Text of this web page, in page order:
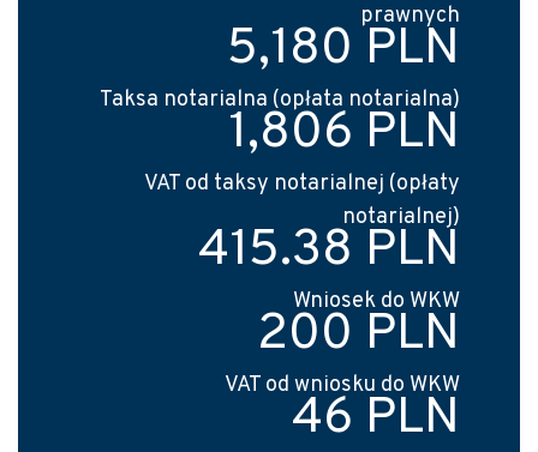
prawnych
5,180 PLN
Taksa notarialna (opłata notarialna)
1,806 PLN
VAT od taksy notarialnej (opłaty
notarialnej)
415.38 PLN
Wniosek do WKW
200 PLN
VAT od wniosku do WKW
46 PLN